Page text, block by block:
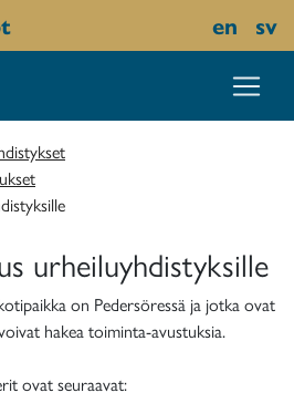
en sv
urheiluyhdistyksille
on Pedersöressä ja jotka ovat
hakea toiminta-avustuksia.
ovat seuraavat: